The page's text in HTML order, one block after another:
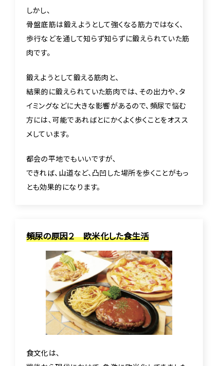
しかし、
骨盤底筋は鍛えようとして強くなる筋力ではなく、
歩行などを通して知らず知らずに鍛えられていた筋
肉です。
鍛えようとして鍛える筋肉と、
結果的に鍛えられていた筋肉では、その出力や、タ
イミングなどに大きな影響があるので、頻尿で悩む
方には、可能であればとにかくよく歩くことをオスス
メしています。
都会の平地でもいいですが、
できれば、山道など、凸凹した場所を歩くことがもっ
とも効果的になります。
頻尿の原因２ 欧米化した食生活
食文化は、